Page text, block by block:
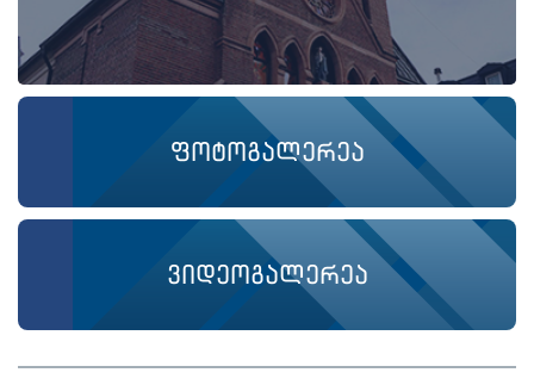
ფოტოგალერეა
ვიდეოგალერეა